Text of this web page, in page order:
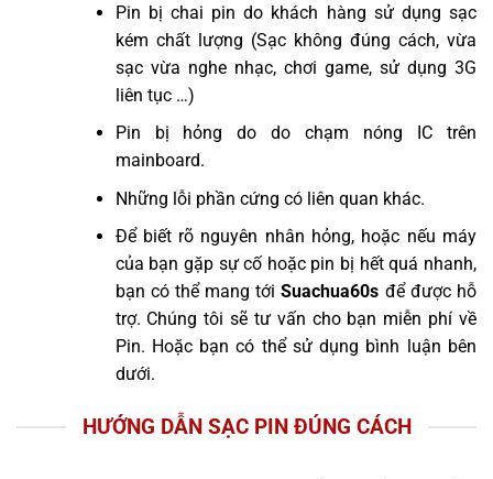
Pin bị chai pin do khách hàng sử dụng sạc
kém chất lượng (Sạc không đúng cách, vừa
sạc vừa nghe nhạc, chơi game, sử dụng 3G
liên tục …)
Pin bị hỏng do do chạm nóng IC trên
mainboard.
Những lỗi phần cứng có liên quan khác.
Để biết rõ nguyên nhân hỏng, hoặc nếu máy
của bạn gặp sự cố hoặc pin bị hết quá nhanh,
bạn có thể mang tớiSuachua60s để được hỗ
trợ. Chúng tôi sẽ tư vấn cho bạn miễn phí về
Pin. Hoặc bạn có thể sử dụng bình luận bên
dưới.
HƯỚNG DẪN SẠC PIN ĐÚNG CÁCH